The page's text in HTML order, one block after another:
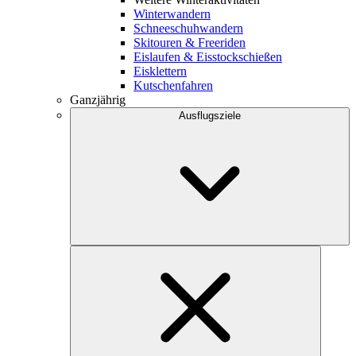
Winterwandern
Schneeschuhwandern
Skitouren & Freeriden
Eislaufen & Eisstockschießen
Eisklettern
Kutschenfahren
Ganzjährig
Ausflugsziele